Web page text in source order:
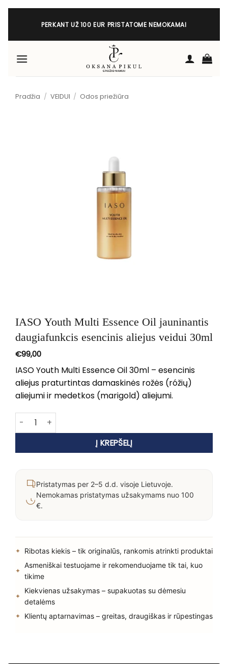
Skip
PERKANT UŽ 100 EUR PRISTATOME NEMOKAMAI
Pradžia / VEIDUI / Odos priežiūra
IASO Youth Multi Essence Oil jauninantis
daugiafunkcis esencinis aliejus veidui 30ml
€99,00
IASO Youth Multi Essence Oil 30ml – esencinis
aliejus praturtintas damaskinės rožės (róžių)
aliejumi ir medetkos (marigold) aliejumi.
produkto kiekis: IASO Youth Multi Essence Oil
Į KREPŠELĮ
Pristatymas per 2–5 d.d. visoje Lietuvoje.
Nemokamas pristatymas užsakymams nuo 100
€.
Ribotas kiekis – tik originalūs, rankomis atrinkti produktai
Asmeniškai testuojame ir rekomenduojame tik tai, kuo
tikime
Kiekvienas užsakymas – supakuotas su dėmesiu
detalėms
Klientų aptarnavimas – greitas, draugiškas ir rūpestingas